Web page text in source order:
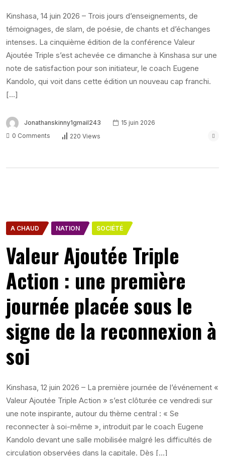
Kinshasa, 14 juin 2026 – Trois jours d’enseignements, de
témoignages, de slam, de poésie, de chants et d’échanges
intenses. La cinquième édition de la conférence Valeur
Ajoutée Triple s’est achevée ce dimanche à Kinshasa sur une
note de satisfaction pour son initiateur, le coach Eugene
Kandolo, qui voit dans cette édition un nouveau cap franchi.
[…]
Jonathanskinny1gmail243
15 juin 2026
0 Comments
220 Views
A CHAUD NATION SOCIÉTÉ
Valeur Ajoutée Triple
Action : une première
journée placée sous le
signe de la reconnexion à
soi
Kinshasa, 12 juin 2026 – La première journée de l’événement «
Valeur Ajoutée Triple Action » s’est clôturée ce vendredi sur
une note inspirante, autour du thème central : « Se
reconnecter à soi-même », introduit par le coach Eugene
Kandolo devant une salle mobilisée malgré les difficultés de
circulation observées dans la capitale. Dès […]